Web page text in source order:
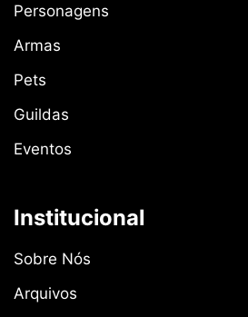
Personagens
Armas
Pets
Guildas
Eventos
Institucional
Sobre Nós
Arquivos